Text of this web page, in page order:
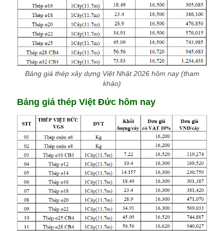
Bảng giá thép xây dựng Việt Nhật 2026 hôm nay (tham
khảo)
Bảng giá thép Việt Đức hôm nay